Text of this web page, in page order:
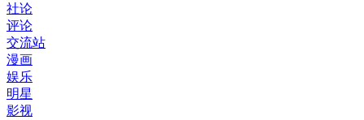
社论
评论
交流站
漫画
娱乐
明星
影视